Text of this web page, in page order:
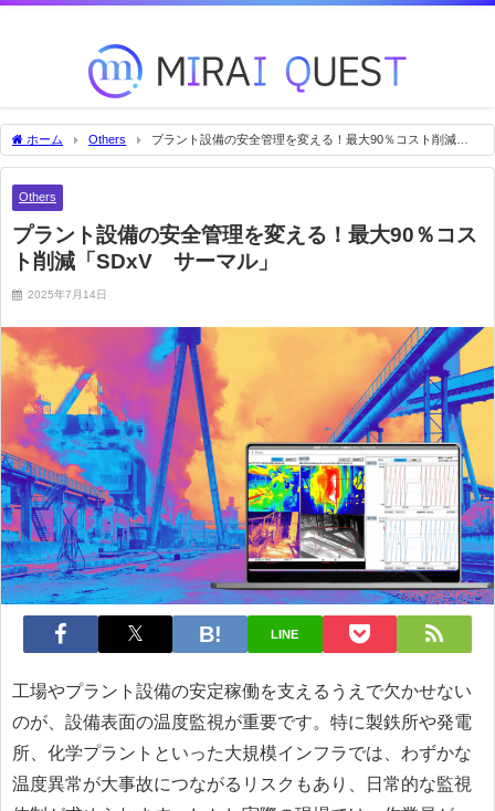
ホーム Others
プラント設備の安全管理を変える！最大90％コスト削減
「SDxV®サーマル」
Others
プラント設備の安全管理を変える！最大90％コス
ト削減「SDxV®サーマル」
2025年7月14日
LINE
工場やプラント設備の安定稼働を支えるうえで欠かせない
のが、設備表面の温度監視が重要です。特に製鉄所や発電
所、化学プラントといった大規模インフラでは、わずかな
温度異常が大事故につながるリスクもあり、日常的な監視